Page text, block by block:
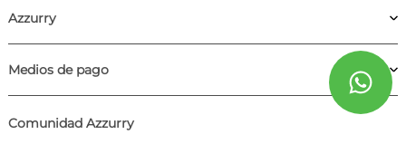
Azzurry
Medios de pago
Comunidad Azzurry